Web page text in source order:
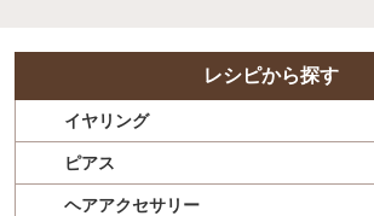
レシピから探す
イヤリング
ピアス
ヘアアクセサリー